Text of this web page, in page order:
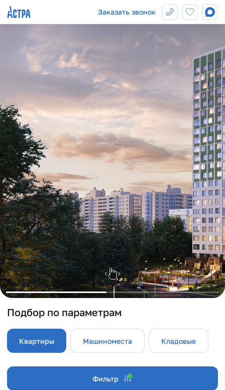
Заказать звонок
Подбор по параметрам
Квартиры Машиноместа Кладовые
Фильтр